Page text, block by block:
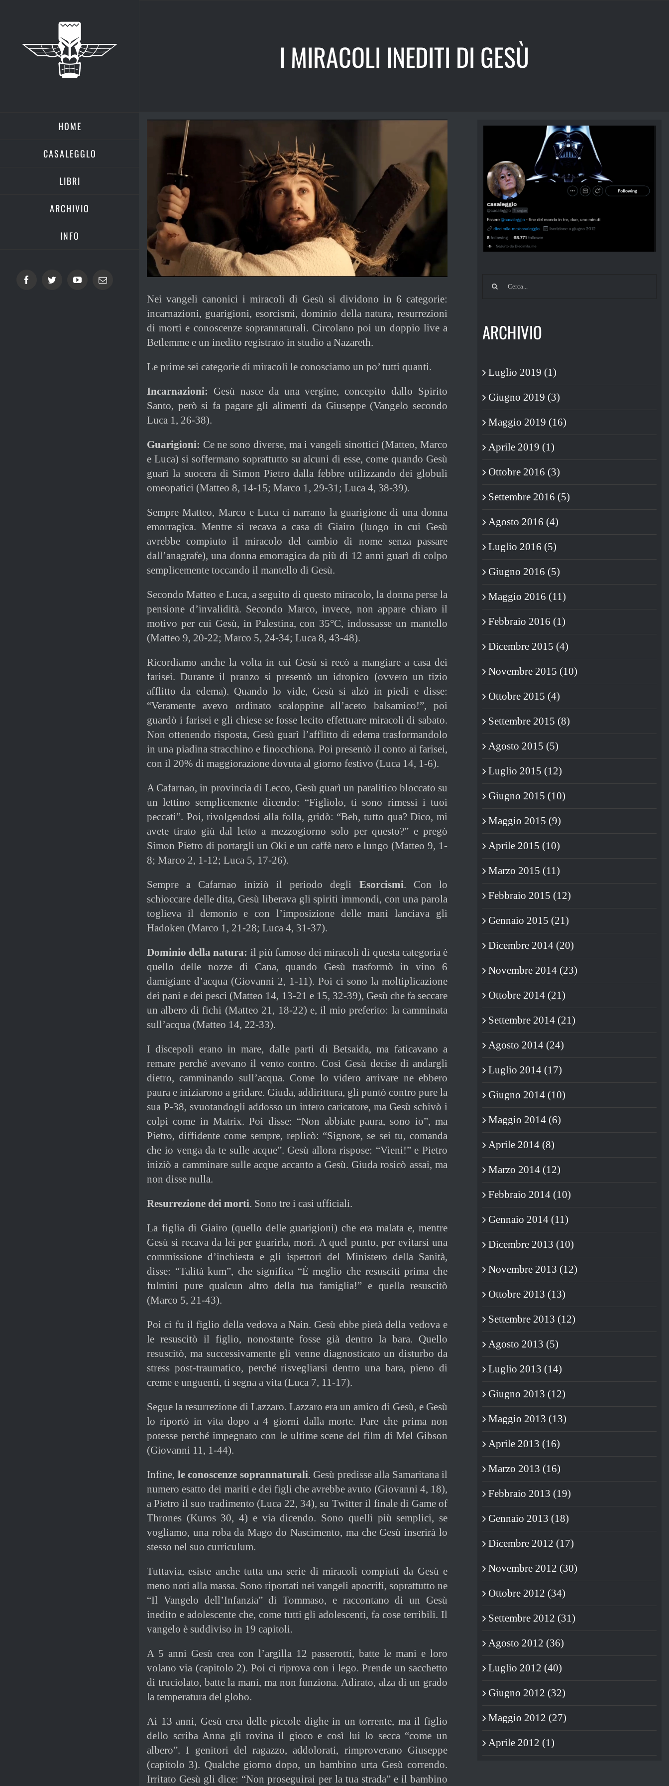
HOME
CASALEGGLO
LIBRI
ARCHIVIO
INFO
FacebookTwitterYouTubeEmail
I MIRACOLI INEDITI DI GESÙ
Ingrandisci
immagine
Nei vangeli canonici i miracoli di Gesù si dividono in 6 categorie:
incarnazioni, guarigioni, esorcismi, dominio della natura, resurrezioni
di morti e conoscenze soprannaturali. Circolano poi un doppio live a
Betlemme e un inedito registrato in studio a Nazareth.
Le prime sei categorie di miracoli le conosciamo un po’ tutti quanti.
Incarnazioni: Gesù nasce da una vergine, concepito dallo Spirito
Santo, però si fa pagare gli alimenti da Giuseppe (Vangelo secondo
Luca 1, 26-38).
Guarigioni: Ce ne sono diverse, ma i vangeli sinottici (Matteo, Marco
e Luca) si soffermano soprattutto su alcuni di esse, come quando Gesù
guarì la suocera di Simon Pietro dalla febbre utilizzando dei globuli
omeopatici (Matteo 8, 14-15; Marco 1, 29-31; Luca 4, 38-39).
Sempre Matteo, Marco e Luca ci narrano la guarigione di una donna
emorragica. Mentre si recava a casa di Giairo (luogo in cui Gesù
avrebbe compiuto il miracolo del cambio di nome senza passare
dall’anagrafe), una donna emorragica da più di 12 anni guarì di colpo
semplicemente toccando il mantello di Gesù.
Secondo Matteo e Luca, a seguito di questo miracolo, la donna perse la
pensione d’invalidità. Secondo Marco, invece, non appare chiaro il
motivo per cui Gesù, in Palestina, con 35°C, indossasse un mantello
(Matteo 9, 20-22; Marco 5, 24-34; Luca 8, 43-48).
Ricordiamo anche la volta in cui Gesù si recò a mangiare a casa dei
farisei. Durante il pranzo si presentò un idropico (ovvero un tizio
afflitto da edema). Quando lo vide, Gesù si alzò in piedi e disse:
“Veramente avevo ordinato scaloppine all’aceto balsamico!”, poi
guardò i farisei e gli chiese se fosse lecito effettuare miracoli di sabato.
Non ottenendo risposta, Gesù guarì l’afflitto di edema trasformandolo
in una piadina stracchino e finocchiona. Poi presentò il conto ai farisei,
con il 20% di maggiorazione dovuta al giorno festivo (Luca 14, 1-6).
A Cafarnao, in provincia di Lecco, Gesù guarì un paralitico bloccato su
un lettino semplicemente dicendo: “Figliolo, ti sono rimessi i tuoi
peccati”. Poi, rivolgendosi alla folla, gridò: “Beh, tutto qua? Dico, mi
avete tirato giù dal letto a mezzogiorno solo per questo?” e pregò
Simon Pietro di portargli un Oki e un caffè nero e lungo (Matteo 9, 1-
8; Marco 2, 1-12; Luca 5, 17-26).
Sempre a Cafarnao iniziò il periodo degli Esorcismi. Con lo
schioccare delle dita, Gesù liberava gli spiriti immondi, con una parola
toglieva il demonio e con l’imposizione delle mani lanciava gli
Hadoken (Marco 1, 21-28; Luca 4, 31-37).
Dominio della natura: il più famoso dei miracoli di questa categoria è
quello delle nozze di Cana, quando Gesù trasformò in vino 6
damigiane d’acqua (Giovanni 2, 1-11). Poi ci sono la moltiplicazione
dei pani e dei pesci (Matteo 14, 13-21 e 15, 32-39), Gesù che fa seccare
un albero di fichi (Matteo 21, 18-22) e, il mio preferito: la camminata
sull’acqua (Matteo 14, 22-33).
I discepoli erano in mare, dalle parti di Betsaida, ma faticavano a
remare perché avevano il vento contro. Così Gesù decise di andargli
dietro, camminando sull’acqua. Come lo videro arrivare ne ebbero
paura e iniziarono a gridare. Giuda, addirittura, gli puntò contro pure la
sua P-38, svuotandogli addosso un intero caricatore, ma Gesù schivò i
colpi come in Matrix. Poi disse: “Non abbiate paura, sono io”, ma
Pietro, diffidente come sempre, replicò: “Signore, se sei tu, comanda
che io venga da te sulle acque”. Gesù allora rispose: “Vieni!” e Pietro
iniziò a camminare sulle acque accanto a Gesù. Giuda rosicò assai, ma
non disse nulla.
Resurrezione dei morti. Sono tre i casi ufficiali.
La figlia di Giairo (quello delle guarigioni) che era malata e, mentre
Gesù si recava da lei per guarirla, morì. A quel punto, per evitarsi una
commissione d’inchiesta e gli ispettori del Ministero della Sanità,
disse: “Talità kum”, che significa “È meglio che resusciti prima che
fulmini pure qualcun altro della tua famiglia!” e quella resuscitò
(Marco 5, 21-43).
Poi ci fu il figlio della vedova a Nain. Gesù ebbe pietà della vedova e
le resuscitò il figlio, nonostante fosse già dentro la bara. Quello
resuscitò, ma successivamente gli venne diagnosticato un disturbo da
stress post-traumatico, perché risvegliarsi dentro una bara, pieno di
creme e unguenti, ti segna a vita (Luca 7, 11-17).
Segue la resurrezione di Lazzaro. Lazzaro era un amico di Gesù, e Gesù
lo riportò in vita dopo a 4 giorni dalla morte. Pare che prima non
potesse perché impegnato con le ultime scene del film di Mel Gibson
(Giovanni 11, 1-44).
Infine, le conoscenze soprannaturali. Gesù predisse alla Samaritana il
numero esatto dei mariti e dei figli che avrebbe avuto (Giovanni 4, 18),
a Pietro il suo tradimento (Luca 22, 34), su Twitter il finale di Game of
Thrones (Kuros 30, 4) e via dicendo. Sono quelli più semplici, se
vogliamo, una roba da Mago do Nascimento, ma che Gesù inserirà lo
stesso nel suo curriculum.
Tuttavia, esiste anche tutta una serie di miracoli compiuti da Gesù e
meno noti alla massa. Sono riportati nei vangeli apocrifi, soprattutto ne
“Il Vangelo dell’Infanzia” di Tommaso, e raccontano di un Gesù
inedito e adolescente che, come tutti gli adolescenti, fa cose terribili. Il
vangelo è suddiviso in 19 capitoli.
A 5 anni Gesù crea con l’argilla 12 passerotti, batte le mani e loro
volano via (capitolo 2). Poi ci riprova con i lego. Prende un sacchetto
di truciolato, batte la mani, ma non funziona. Adirato, alza di un grado
la temperatura del globo.
Ai 13 anni, Gesù crea delle piccole dighe in un torrente, ma il figlio
dello scriba Anna gli rovina il gioco e così lui lo secca “come un
albero”. I genitori del ragazzo, addolorati, rimproverano Giuseppe
(capitolo 3). Qualche giorno dopo, un bambino urta Gesù correndo.
Irritato Gesù gli dice: “Non proseguirai per la tua strada” e il bambino
Cerca
ARCHIVIO
Luglio 2019 (1)
Giugno 2019 (3)
Maggio 2019 (16)
Aprile 2019 (1)
Ottobre 2016 (3)
Settembre 2016 (5)
Agosto 2016 (4)
Luglio 2016 (5)
Giugno 2016 (5)
Maggio 2016 (11)
Febbraio 2016 (1)
Dicembre 2015 (4)
Novembre 2015 (10)
Ottobre 2015 (4)
Settembre 2015 (8)
Agosto 2015 (5)
Luglio 2015 (12)
Giugno 2015 (10)
Maggio 2015 (9)
Aprile 2015 (10)
Marzo 2015 (11)
Febbraio 2015 (12)
Gennaio 2015 (21)
Dicembre 2014 (20)
Novembre 2014 (23)
Ottobre 2014 (21)
Settembre 2014 (21)
Agosto 2014 (24)
Luglio 2014 (17)
Giugno 2014 (10)
Maggio 2014 (6)
Aprile 2014 (8)
Marzo 2014 (12)
Febbraio 2014 (10)
Gennaio 2014 (11)
Dicembre 2013 (10)
Novembre 2013 (12)
Ottobre 2013 (13)
Settembre 2013 (12)
Agosto 2013 (5)
Luglio 2013 (14)
Giugno 2013 (12)
Maggio 2013 (13)
Aprile 2013 (16)
Marzo 2013 (16)
Febbraio 2013 (19)
Gennaio 2013 (18)
Dicembre 2012 (17)
Novembre 2012 (30)
Ottobre 2012 (34)
Settembre 2012 (31)
Agosto 2012 (36)
Luglio 2012 (40)
Giugno 2012 (32)
Maggio 2012 (27)
Aprile 2012 (1)